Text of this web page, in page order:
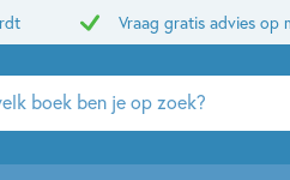
Vraag gratis advies op